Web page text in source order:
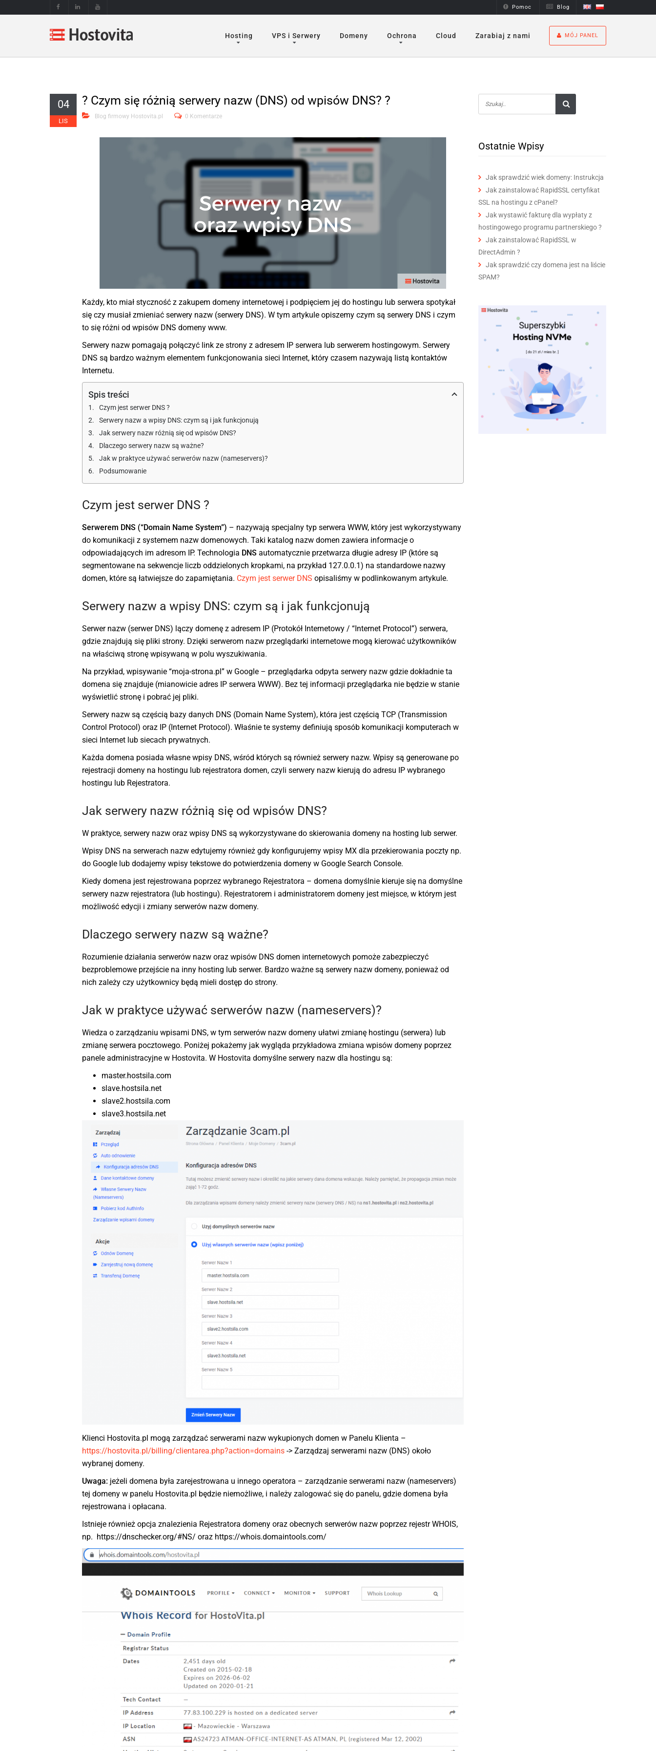
Pomoc Blog
Hosting VPS i Serwery Domeny Ochrona Cloud Zarabiaj z nami MÓJ PANEL
04
LIS
? Czym się różnią serwery nazw (DNS) od wpisów DNS? ?
Blog firmowy Hostovita.pl 0 Komentarze
Każdy, kto miał styczność z zakupem domeny internetowej i podpięciem jej do hostingu lub serwera spotykał
się czy musiał zmieniać serwery nazw (serwery DNS). W tym artykule opiszemy czym są serwery DNS i czym
to się różni od wpisów DNS domeny www.
Serwery nazw pomagają połączyć link ze strony z adresem IP serwera lub serwerem hostingowym. Serwery
DNS są bardzo ważnym elementem funkcjonowania sieci Internet, który czasem nazywają listą kontaktów
Internetu.
Spis treści
Czym jest serwer DNS ?
Serwery nazw a wpisy DNS: czym są i jak funkcjonują
Jak serwery nazw różnią się od wpisów DNS?
Dlaczego serwery nazw są ważne?
Jak w praktyce używać serwerów nazw (nameservers)?
Podsumowanie
Czym jest serwer DNS ?
Serwerem DNS (“Domain Name System”) – nazywają specjalny typ serwera WWW, który jest wykorzystywany
do komunikacji z systemem nazw domenowych. Taki katalog nazw domen zawiera informacje o
odpowiadających im adresom IP. Technologia DNS automatycznie przetwarza długie adresy IP (które są
segmentowane na sekwencje liczb oddzielonych kropkami, na przykład 127.0.0.1) na standardowe nazwy
domen, które są łatwiejsze do zapamiętania. Czym jest serwer DNS opisaliśmy w podlinkowanym artykule.
Serwery nazw a wpisy DNS: czym są i jak funkcjonują
Serwer nazw (serwer DNS) lączy domenę z adresem IP (Protokół Internetowy / “Internet Protocol”) serwera,
gdzie znajdują się pliki strony. Dzięki serwerom nazw przeglądarki internetowe mogą kierować użytkowników
na właściwą stronę wpisywaną w polu wyszukiwania.
Na przykład, wpisywanie “moja-strona.pl” w Google – przeglądarka odpyta serwery nazw gdzie dokładnie ta
domena się znajduje (mianowicie adres IP serwera WWW). Bez tej informacji przeglądarka nie będzie w stanie
wyświetlić stronę i pobrać jej pliki.
Serwery nazw są częścią bazy danych DNS (Domain Name System), która jest częścią TCP (Transmission
Control Protocol) oraz IP (Internet Protocol). Właśnie te systemy definiują sposób komunikacji komputerach w
sieci Internet lub siecach prywatnych.
Każda domena posiada własne wpisy DNS, wśród których są również serwery nazw. Wpisy są generowane po
rejestracji domeny na hostingu lub rejestratora domen, czyli serwery nazw kierują do adresu IP wybranego
hostingu lub Rejestratora.
Jak serwery nazw różnią się od wpisów DNS?
W praktyce, serwery nazw oraz wpisy DNS są wykorzystywane do skierowania domeny na hosting lub serwer.
Wpisy DNS na serwerach nazw edytujemy również gdy konfigurujemy wpisy MX dla przekierowania poczty np.
do Google lub dodajemy wpisy tekstowe do potwierdzenia domeny w Google Search Console.
Kiedy domena jest rejestrowana poprzez wybranego Rejestratora – domena domyślnie kieruje się na domyślne
serwery nazw rejestratora (lub hostingu). Rejestratorem i administratorem domeny jest miejsce, w którym jest
możliwość edycji i zmiany serwerów nazw domeny.
Dlaczego serwery nazw są ważne?
Rozumienie działania serwerów nazw oraz wpisów DNS domen internetowych pomoże zabezpieczyć
bezproblemowe przejście na inny hosting lub serwer. Bardzo ważne są serwery nazw domeny, ponieważ od
nich zależy czy użytkownicy będą mieli dostęp do strony.
Jak w praktyce używać serwerów nazw (nameservers)?
Wiedza o zarządzaniu wpisami DNS, w tym serwerów nazw domeny ułatwi zmianę hostingu (serwera) lub
zmianę serwera pocztowego. Poniżej pokażemy jak wygląda przykładowa zmiana wpisów domeny poprzez
panele administracyjne w Hostovita. W Hostovita domyślne serwery nazw dla hostingu są:
master.hostsila.com
slave.hostsila.net
slave2.hostsila.com
slave3.hostsila.net
Klienci Hostovita.pl mogą zarządzać serwerami nazw wykupionych domen w Panelu Klienta –
https://hostovita.pl/billing/clientarea.php?action=domains -> Zarządzaj serwerami nazw (DNS) około
wybranej domeny.
Uwaga: jeżeli domena była zarejestrowana u innego operatora – zarządzanie serwerami nazw (nameservers)
tej domeny w panelu Hostovita.pl będzie niemożliwe, i należy zalogować się do panelu, gdzie domena była
rejestrowana i opłacana.
Istnieje również opcja znalezienia Rejestratora domeny oraz obecnych serwerów nazw poprzez rejestr WHOIS,
np. https://dnschecker.org/#NS/ oraz https://whois.domaintools.com/
Ostatnie Wpisy
Jak sprawdzić wiek domeny: Instrukcja
Jak zainstalować RapidSSL certyfikat
SSL na hostingu z cPanel?
Jak wystawić fakturę dla wypłaty z
hostingowego programu partnerskiego ?
Jak zainstalować RapidSSL w
DirectAdmin ?
Jak sprawdzić czy domena jest na liście
SPAM?